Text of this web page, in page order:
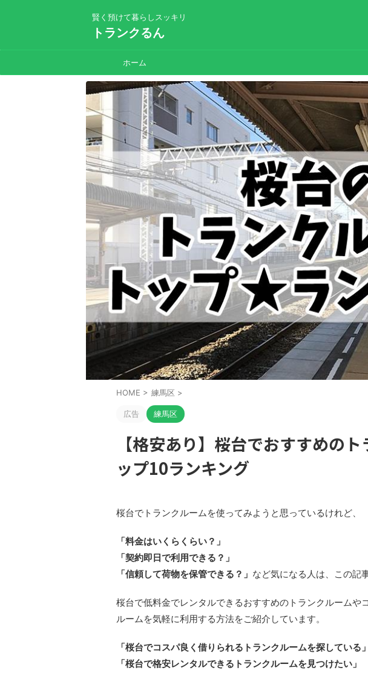
賢く預けて暮らしスッキリ
トランクるん
ホーム
HOME > 練馬区 >
広告 練馬区
【格安あり】桜台でおすすめの
ップ10ランキング
桜台でトランクルームを使ってみようと思っているけれど、
「料金はいくらくらい？」
「契約即日で利用できる？」
「信頼して荷物を保管できる？」 など気になる人は、この記
桜台で低料金でレンタルできるおすすめのトランクルームや
ルームを気軽に利用する方法をご紹介しています。
「桜台でコスパ良く借りられるトランクルームを探している」
「桜台で格安レンタルできるトランクルームを見つけたい」